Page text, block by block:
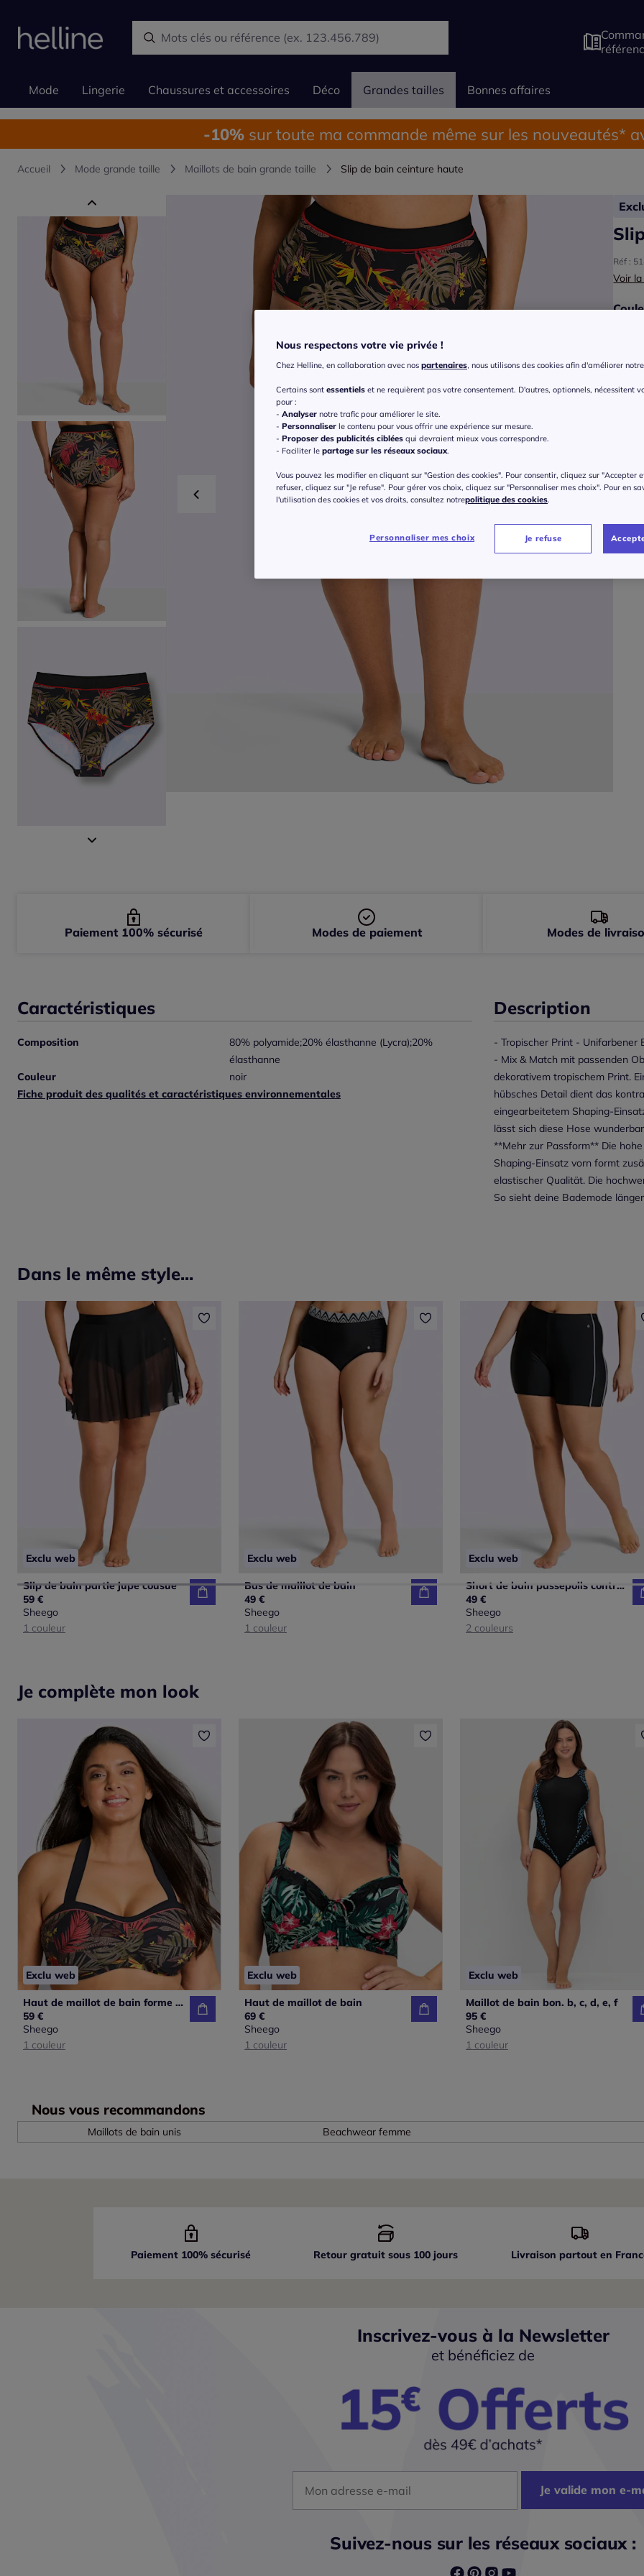
Mode Lingerie Chaussures et accessoires Déco Grandes tailles Bonnes affaires
-10% sur toute ma commande même sur les nouveautés*
Accueil Mode grande taille Maillots de bain grande taille Slip de bain ceinture haute
Réf :
Voir
42
Caractéristiques
Composition
80% polyamide;20% élasthanne (Lycra);20%
élasthanne
Couleur
noir
Fiche produit des qualités et caractéristiques environnementales
Description
- Tropischer Print -
- Mix & Match mit passenden
dekorativem tropischem Print.
hübsches Detail dient das
eingearbeitetem Shaping-
lässt sich diese Hose
**Mehr zur Passform** Die
Shaping-Einsatz vorn formt
elastischer Qualität. Die
So sieht deine Bademode
Paiement 100% sécurisé Modes de paiement Modes de
Dans le même style...
Exclu web
Slip de bain partie jupe cousue
59 €
Sheego
1 couleur
Exclu web
Bas de maillot de bain
49 €
Sheego
1 couleur
Exclu web
Short de bain passepoils contrastés tendance
49 €
Sheego
2 couleurs
Je complète mon look
Exclu web
Haut de maillot de bain forme cache-cœur
59 €
Sheego
1 couleur
Exclu web
Haut de maillot de bain
69 €
Sheego
1 couleur
Exclu web
Maillot de bain bon. b, c, d, e, f
95 €
Sheego
1 couleur
Nous vous recommandons
Maillots de bain unis Beachwear femme
Paiement 100% sécurisé Retour gratuit sous 100 jours Livraison partouten
Inscrivez-vous à la Newsletter
et bénéficiez de
Je valide mon e-
Suivez-nous sur les réseaux sociaux :
Nous respectons votre vie privée !
Chez Helline, en collaboration avec nos partenaires, nous utilisons des cookies afin d'améliorer
Certains sont essentiels et ne requièrent pas votre consentement. D'autres, optionnels, nécessitent
pour :
- Analyser notre trafic pour améliorer le site.
- Personnaliser le contenu pour vous offrir une expérience sur mesure.
- Proposer des publicités ciblées qui devraient mieux vous correspondre.
- Faciliter le partage sur les réseaux sociaux.
Vous pouvez les modifier en cliquant sur "Gestion des cookies". Pour consentir, cliquez sur "Accepter
refuser, cliquez sur "Je refuse". Pour gérer vos choix, cliquez sur "Personnaliser mes choix". Pour en
l'utilisation des cookies et vos droits, consultez notrepolitique des cookies.
Personnaliser mes choix Je refuse